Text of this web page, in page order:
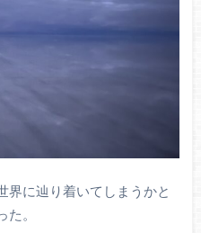
界に辿り着いてしまうかと
。